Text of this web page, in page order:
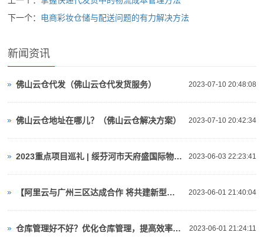
下一个： 电商彩妆仓储与配送问题的有力解决方法
新闻资讯
2023-07-10 20:48:08
佛山云仓代发（佛山云仓代发货服务）
2023-07-10 20:42:34
佛山云仓地址在哪儿？（佛山云仓解决方案）
2023-06-03 22:23:41
2023重点项目巡礼 | 绥芬河市天府盛国际物流产业园：对俄“云仓平台”
2023-06-01 21:40:04
【阿里云与广州三区达成合作 将共建新型算力基础设施、人工智能等】视频介绍
2023-06-01 21:24:11
仓库管理好不好？优化仓库管理，提高效率与准确性！